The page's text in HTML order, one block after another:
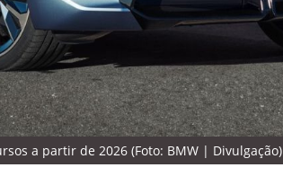
a partir de 2026 (Foto: BMW | Divulgação)